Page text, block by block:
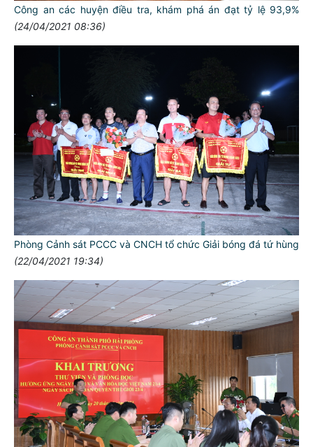
Công an các huyện điều tra, khám phá án đạt tỷ lệ 93,9%
(24/04/2021 08:36)
Phòng Cảnh sát PCCC và CNCH tổ chức Giải bóng đá tứ hùng
(22/04/2021 19:34)